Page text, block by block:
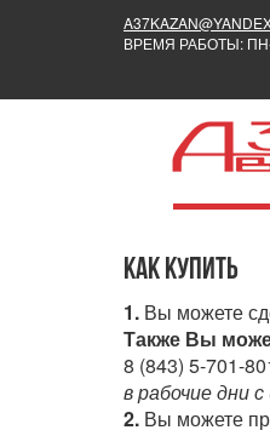
ВРЕМЯ РАБОТЫ: ПН-
Как купить
1. Вы можете
Также Вы
8 (843) 5-701-
в рабочие дни
2. Вы можете